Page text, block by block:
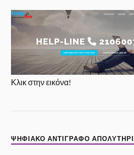
Κλικ στην εικόνα!
ΨΗΦΙΑΚΌ ΑΝΤΊΓΡΑΦΟ